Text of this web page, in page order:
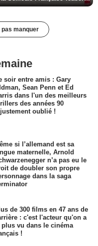
manquer
soir entre amis : Gary
Sean Penn et Ed
dans l'un des meilleurs
des années 90
oublié !
si l’allemand est sa
maternelle, Arnold
n’a pas eu le
de doubler son propre
dans la saga
de 300 films en 47 ans de
: c'est l'acteur qu'on a
plus vu dans le cinéma
!